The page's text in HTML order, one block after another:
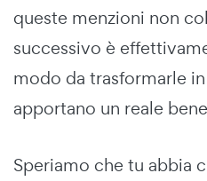
queste menzioni non
successivo è
modo da trasformarle
apportano un reale
Speriamo che tu abbia